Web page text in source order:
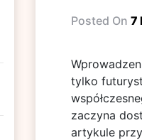
Posted On 7
tylko
zaczyna
artykule